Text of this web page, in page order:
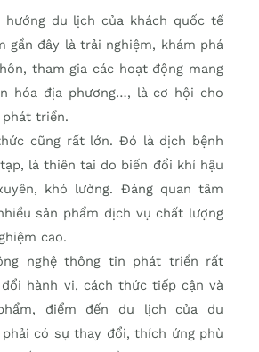
hướng du lịch của khách quốc tế
gần đây là trải nghiệm, khám phá
tham gia các hoạt động mang
hóa địa phương…, là cơ hội cho
triển.
cũng rất lớn. Đó là dịch bệnh
là thiên tai do biến đổi khí hậu
khó lường. Đáng quan tâm
sản phẩm dịch vụ chất lượng
cao.
nghệ thông tin phát triển rất
hành vi, cách thức tiếp cận và
điểm đến du lịch của du
có sự thay đổi, thích ứng phù